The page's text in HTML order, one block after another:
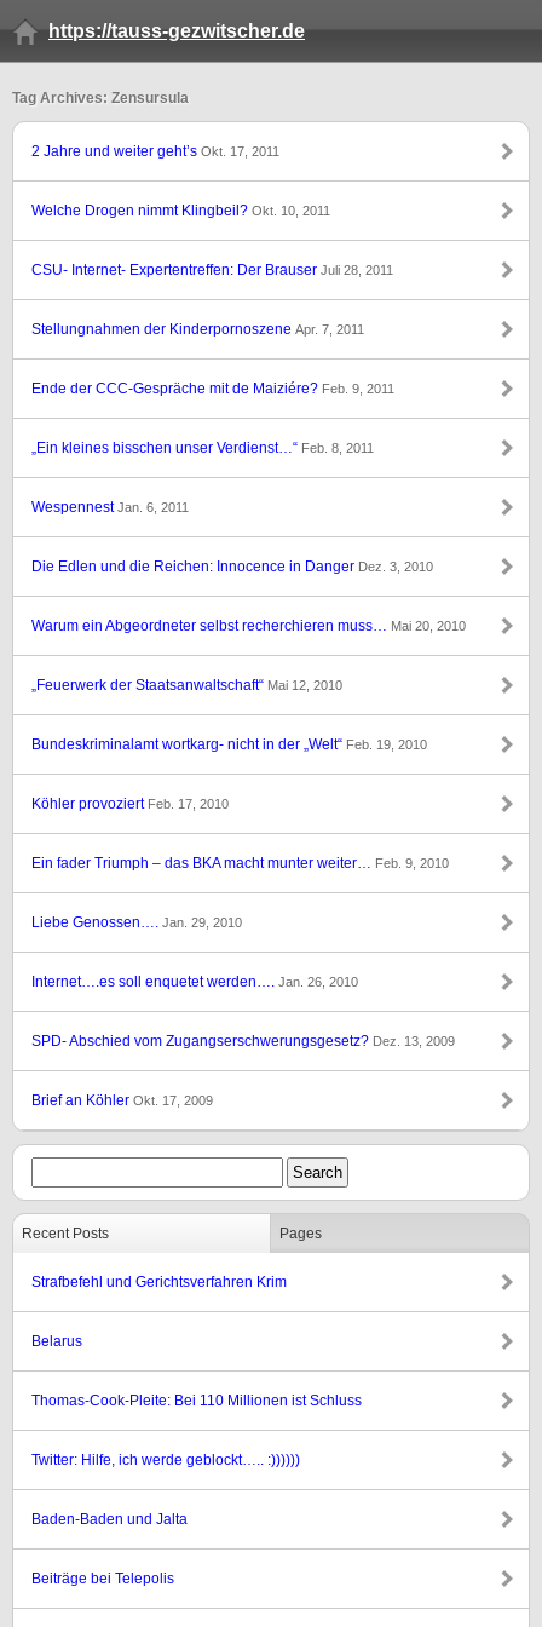
https://tauss-gezwitscher.de
Tag Archives: Zensursula
2 Jahre und weiter geht’s Okt. 17, 2011
Welche Drogen nimmt Klingbeil? Okt. 10, 2011
CSU- Internet- Expertentreffen: Der Brauser Juli 28, 2011
Stellungnahmen der Kinderpornoszene Apr. 7, 2011
Ende der CCC-Gespräche mit de Maiziére? Feb. 9, 2011
„Ein kleines bisschen unser Verdienst…“ Feb. 8, 2011
WespennestJan. 6, 2011
Die Edlen und die Reichen: Innocence in Danger Dez. 3, 2010
Warum ein Abgeordneter selbst recherchieren muss… Mai 20, 2010
„Feuerwerk der Staatsanwaltschaft“ Mai 12, 2010
Bundeskriminalamt wortkarg- nicht in der „Welt“ Feb. 19, 2010
Köhler provoziert Feb. 17, 2010
Ein fader Triumph – das BKA macht munter weiter… Feb. 9, 2010
Liebe Genossen…. Jan. 29, 2010
Internet….es soll enquetet werden…. Jan. 26, 2010
SPD- Abschied vom Zugangserschwerungsgesetz? Dez. 13, 2009
Brief an Köhler Okt. 17, 2009
Recent Posts Pages
Strafbefehl und Gerichtsverfahren Krim
Belarus
Thomas-Cook-Pleite: Bei 110 Millionen ist Schluss
Twitter: Hilfe, ich werde geblockt….. :))))))
Baden-Baden und Jalta
Beiträge bei Telepolis